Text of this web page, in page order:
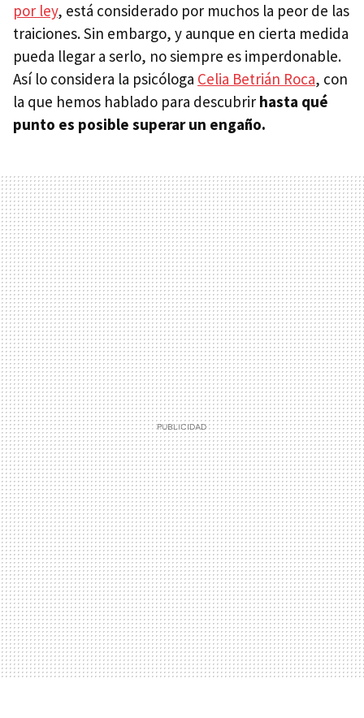
por ley, está considerado por muchos la peor de las
traiciones. Sin embargo, y aunque en cierta medida
pueda llegar a serlo, no siempre es imperdonable.
Así lo considera la psicóloga Celia Betrián Roca, con
la que hemos hablado para descubrir hasta qué
punto es posible superar un engaño.